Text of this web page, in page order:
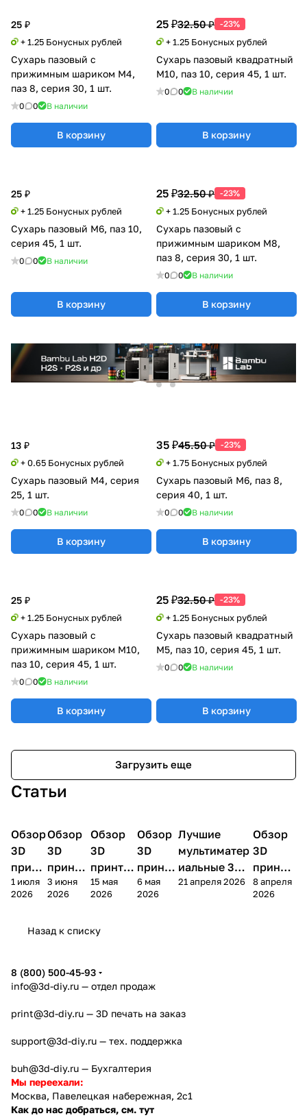
25 ₽32.50 ₽ -23%
+ 1.25 Бонусных рублей
Сухарь пазовый квадратный
M10, паз 10, серия 45, 1 шт.
0 0 В наличии
В корзину
25 ₽
+ 1.25 Бонусных рублей
Сухарь пазовый M6, паз 10,
серия 45, 1 шт.
0 0 В наличии
В корзину
25 ₽32.50 ₽ -23%
+ 1.25 Бонусных рублей
Сухарь пазовый с
прижимным шариком М8,
паз 8, серия 30, 1 шт.
0 0 В наличии
В корзину
13 ₽
+ 0.65 Бонусных рублей
Сухарь пазовый М4, серия
25, 1 шт.
0 0 В наличии
В корзину
35 ₽45.50 ₽ -23%
+ 1.75 Бонусных рублей
Сухарь пазовый M6, паз 8,
серия 40, 1 шт.
0 0 В наличии
В корзину
25 ₽
+ 1.25 Бонусных рублей
Сухарь пазовый с
прижимным шариком М4,
паз 8, серия 30, 1 шт.
0 0 В наличии
В корзину
25 ₽
+ 1.25 Бонусных рублей
Сухарь пазовый с
прижимным шариком М10,
паз 10, серия 45, 1 шт.
0 0 В наличии
В корзину
25 ₽32.50 ₽ -23%
+ 1.25 Бонусных рублей
Сухарь пазовый квадратный
M5, паз 10, серия 45, 1 шт.
0 0 В наличии
В корзину
Загрузить еще
Статьи
3D
принтеры
Обзор
3D
принт
ера
Bamb
1 июля
2026
3D
принтеры
Обзор
3D
принте
ра
Anycubi
4
3 июня
2026
3D
принтеры
Обзор
3D
принтер
а
FlashFo
Creator
15 мая
2026
3D
принтеры
Обзор
3D
принте
ра
Bambu
6 мая
2026
3D принтеры
Лучшие
мультиматер
иальные 3D
принтеры на
21 апреля 2026
3D
Обзор
3D
принте
ра
FlashF
8 апреля
2026
Назад к списку
8 (800) 500-45-93
info@3d-diy.ru — отдел продаж
print@3d-diy.ru — 3D печать на заказ
support@3d-diy.ru — тех. поддержка
buh@3d-diy.ru — Бухгалтерия
Мы переехали:
Москва, Павелецкая набережная, 2с1
Как до нас добраться, см. тут